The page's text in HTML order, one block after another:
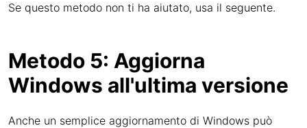
Se questo metodo non ti ha aiutato, usa il seguente.
Metodo 5: Aggiorna
Windows all'ultima versione
Anche un semplice aggiornamento di Windows può